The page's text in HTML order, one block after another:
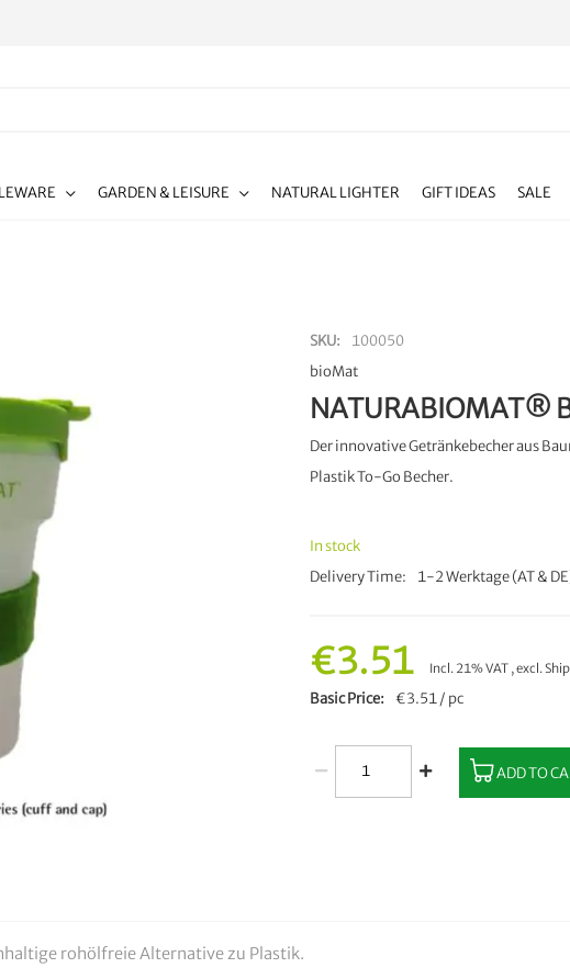
GARDEN & LEISURE NATURAL LIGHTER GIFT IDEAS SALE
SKU
100050
bioMat
NATURABIOMAT®
Der innovative Getränkebecher aus
Plastik To-Go Becher.
In stock
Delivery Time
1-2 Werktage (AT &
€3.51 Incl. 21% VAT ,excl.
Basic Price €3.51 / pc
ADD TO
rohölfreie Alternative zu Plastik.